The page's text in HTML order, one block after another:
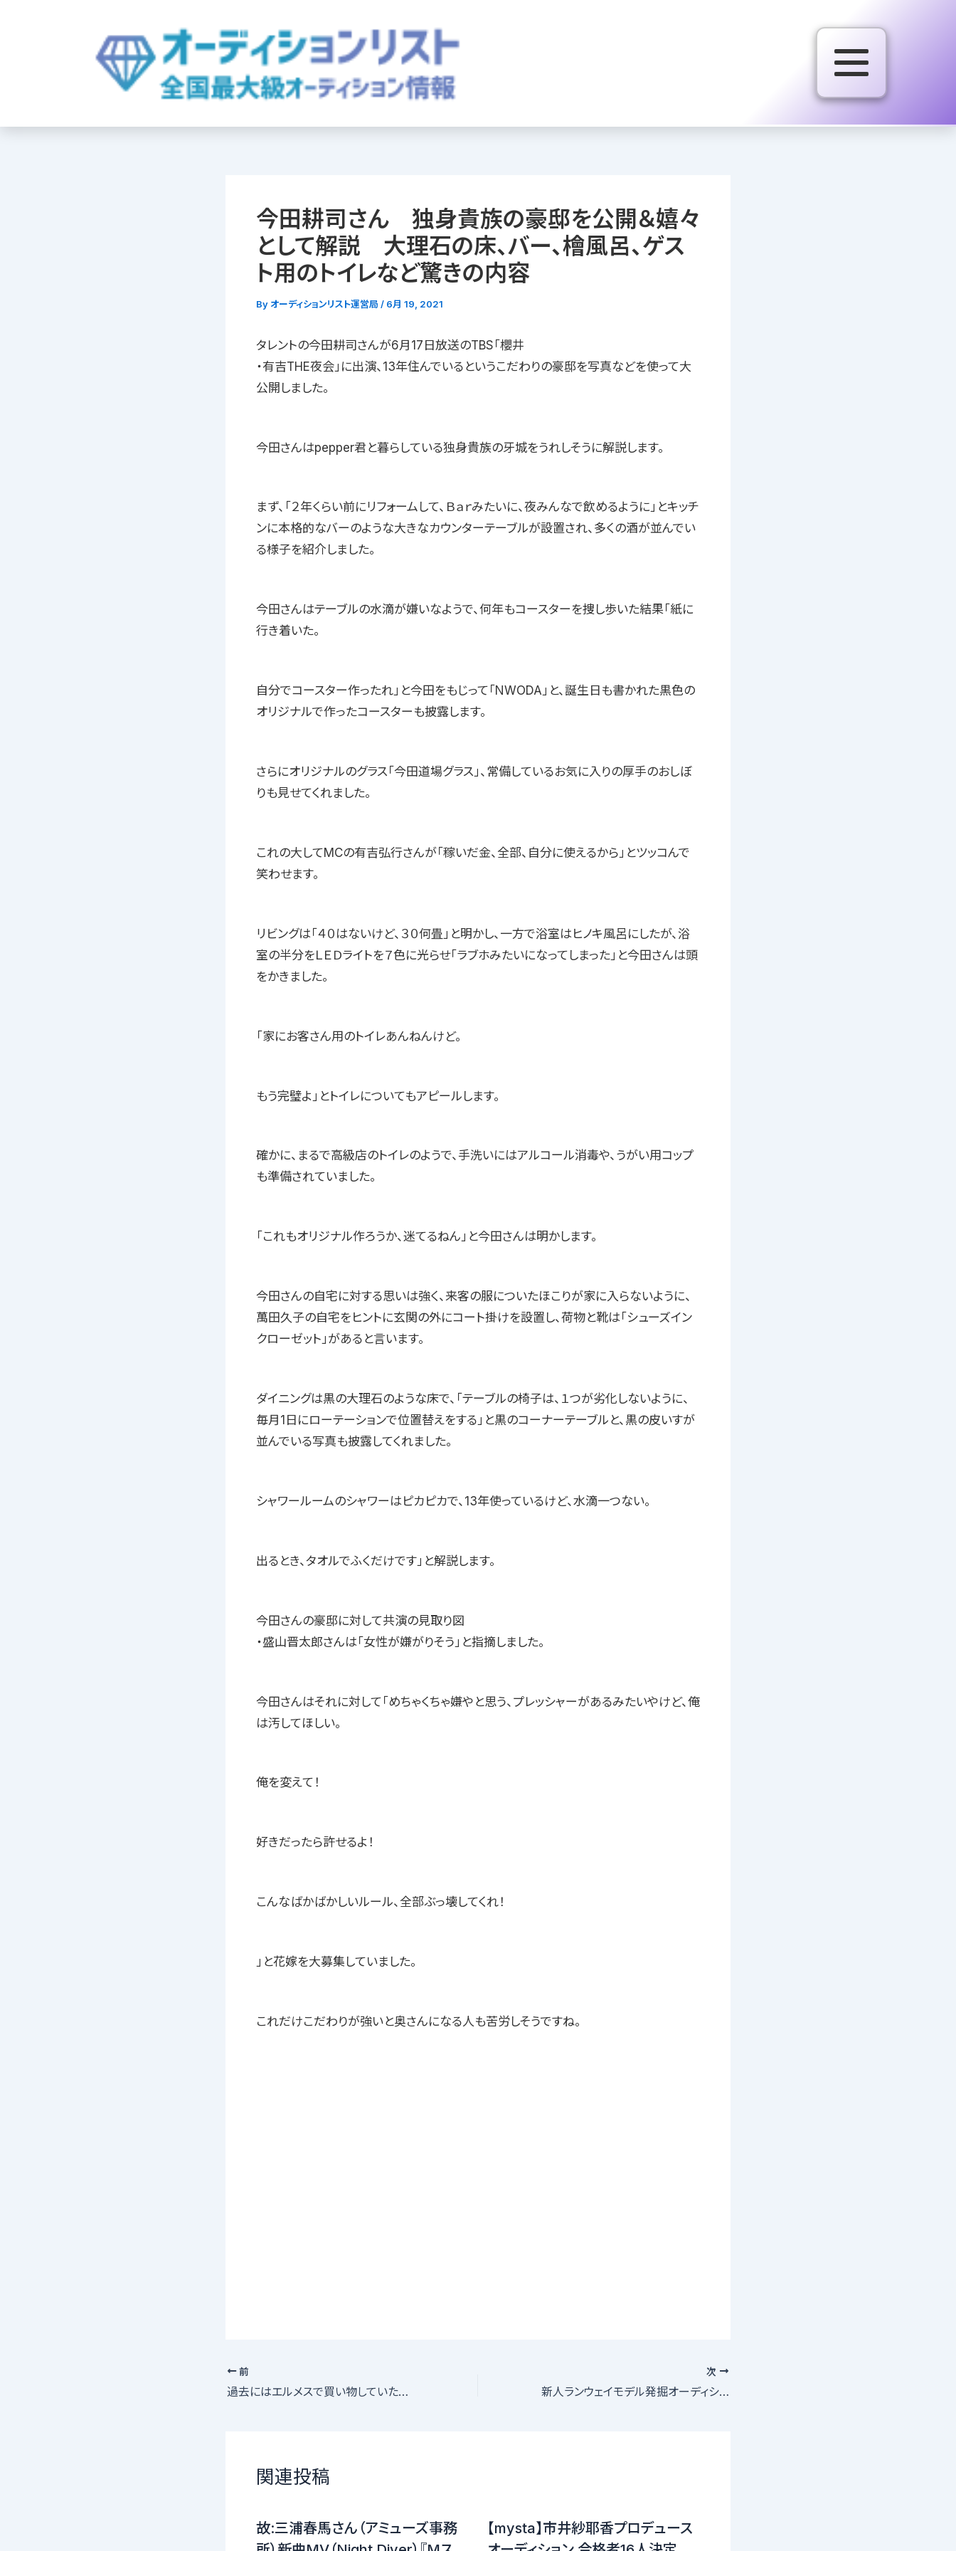
今田耕司さん 独身貴族の豪邸を公開＆嬉々
として解説 大理石の床、バー、檜風呂、ゲス
ト用のトイレなど驚きの内容
By オーディションリスト運営局 / 6月 19, 2021
タレントの今田耕司さんが6月17日放送のTBS「櫻井
・有吉THE夜会」に出演、13年住んでいるというこだわりの豪邸を写真などを使って大
公開しました。
今田さんはpepper君と暮らしている独身貴族の牙城をうれしそうに解説します。
まず、「２年くらい前にリフォームして、Ｂａｒみたいに、夜みんなで飲めるように」とキッチ
ンに本格的なバーのような大きなカウンターテーブルが設置され、多くの酒が並んでい
る様子を紹介しました。
今田さんはテーブルの水滴が嫌いなようで、何年もコースターを捜し歩いた結果「紙に
行き着いた。
自分でコースター作ったれ」と今田をもじって「NWODA」と、誕生日も書かれた黒色の
オリジナルで作ったコースターも披露します。
さらにオリジナルのグラス「今田道場グラス」、常備しているお気に入りの厚手のおしぼ
りも見せてくれました。
これの大してMCの有吉弘行さんが「稼いだ金、全部、自分に使えるから」とツッコんで
笑わせます。
リビングは「４０はないけど、３０何畳」と明かし、一方で浴室はヒノキ風呂にしたが、浴
室の半分をＬＥＤライトを７色に光らせ「ラブホみたいになってしまった」と今田さんは頭
をかきました。
「家にお客さん用のトイレあんねんけど。
もう完璧よ」とトイレについてもアピールします。
確かに、まるで高級店のトイレのようで、手洗いにはアルコール消毒や、うがい用コップ
も準備されていました。
「これもオリジナル作ろうか、迷てるねん」と今田さんは明かします。
今田さんの自宅に対する思いは強く、来客の服についたほこりが家に入らないように、
萬田久子の自宅をヒントに玄関の外にコート掛けを設置し、荷物と靴は「シューズイン
クローゼット」があると言います。
ダイニングは黒の大理石のような床で、「テーブルの椅子は、１つが劣化しないように、
毎月1日にローテーションで位置替えをする」と黒のコーナーテーブルと、黒の皮いすが
並んでいる写真も披露してくれました。
シャワールームのシャワーはピカピカで、13年使っているけど、水滴一つない。
出るとき、タオルでふくだけです」と解説します。
今田さんの豪邸に対して共演の見取り図
・盛山晋太郎さんは「女性が嫌がりそう」と指摘しました。
今田さんはそれに対して「めちゃくちゃ嫌やと思う、プレッシャーがあるみたいやけど、俺
は汚してほしい。
俺を変えて！
好きだったら許せるよ！
こんなばかばかしいルール、全部ぶっ壊してくれ！
」と花嫁を大募集していました。
これだけこだわりが強いと奥さんになる人も苦労しそうですね。
前
過去にはエルメスで買い物していた夏目三久さんが見せた専業主婦の顔
次
新人ランウェイモデル発掘オーディション開催
関連投稿
故:三浦春馬さん（アミューズ事務
【mysta】市井紗耶香プロデュース